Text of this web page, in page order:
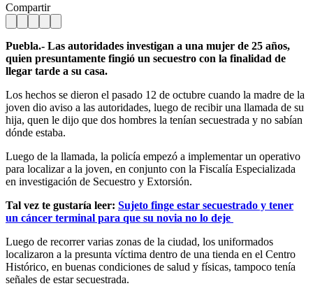
Compartir
Puebla.- Las autoridades investigan a una mujer de 25 años,
quien presuntamente fingió un secuestro con la finalidad de
llegar tarde a su casa.
Los hechos se dieron el pasado 12 de octubre cuando la madre de la
joven dio aviso a las autoridades, luego de recibir una llamada de su
hija, quen le dijo que dos hombres la tenían secuestrada y no sabían
dónde estaba.
Luego de la llamada, la policía empezó a implementar un operativo
para localizar a la joven, en conjunto con la Fiscalía Especializada
en investigación de Secuestro y Extorsión.
Tal vez te gustaría leer: Sujeto finge estar secuestrado y tener
un cáncer terminal para que su novia no lo deje
Luego de recorrer varias zonas de la ciudad, los uniformados
localizaron a la presunta víctima dentro de una tienda en el Centro
Histórico, en buenas condiciones de salud y físicas, tampoco tenía
señales de estar secuestrada.